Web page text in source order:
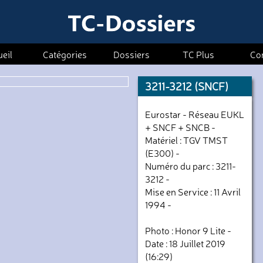
Catégories Dossiers TC Plus
3211-3212 (SNCF)
Eurostar - Réseau EUKL
+ SNCF + SNCB -
Matériel : TGV TMST
(E300) -
Numéro du parc : 3211-
3212 -
Mise en Service : 11 Avril
1994 -
Photo : Honor 9 Lite -
Date : 18 Juillet 2019
(16:29)